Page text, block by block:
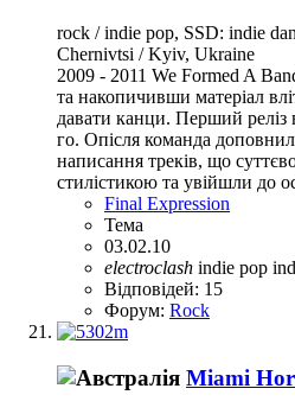
rock / indie pop, SSD: indie
Chernivtsi / Kyiv, Ukraine
2009 - 2011 We Formed A
та накопичивши матерiал
давати канци. Перший релiз
го. Опicля команда
написання трекiв, що
стилiстикою та увiйшли до
Final Expression
Тема
03.02.10
electroclash indie pop
Відповідей: 15
Форум: Rock
Miami